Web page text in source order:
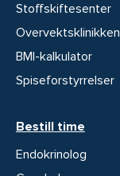
Stoffskiftesenter
Overvektsklinikken
BMI-kalkulator
Spiseforstyrrelser
Bestill time
Endokrinolog